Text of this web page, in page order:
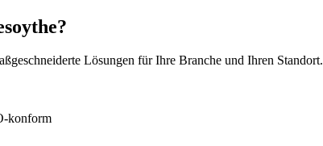
Lösungen für Ihre Branche und Ihren Standort.
konform